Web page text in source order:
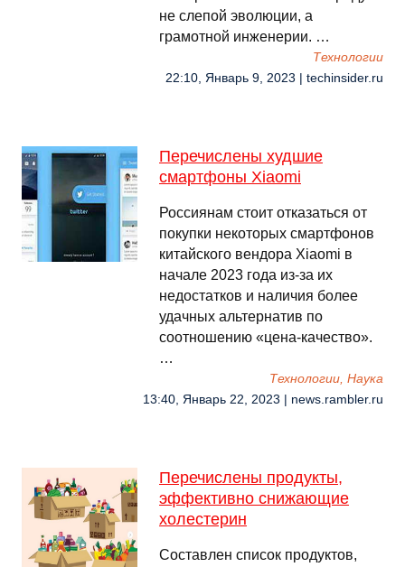
не слепой эволюции, а
грамотной инженерии. …
Технологии
22:10, Январь 9, 2023 | techinsider.ru
Перечислены худшие
смартфоны Xiaomi
Россиянам стоит отказаться от
покупки некоторых смартфонов
китайского вендора Xiaomi в
начале 2023 года из-за их
недостатков и наличия более
удачных альтернатив по
соотношению «цена-качество».
…
Технологии, Наука
13:40, Январь 22, 2023 | news.rambler.ru
Перечислены продукты,
эффективно снижающие
холестерин
Составлен список продуктов,